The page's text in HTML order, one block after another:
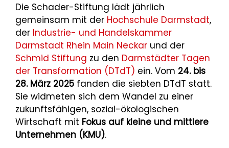
Die Schader-Stiftung lädt jährlich
gemeinsam mit der Hochschule Darmstadt,
der Industrie- und Handelskammer
Darmstadt Rhein Main Neckar und der
Schmid Stiftung zu den Darmstädter Tagen
der Transformation (DTdT) ein. Vom 24. bis
28. März 2025 fanden die siebten DTdT statt.
Sie widmeten sich dem Wandel zu einer
zukunftsfähigen, sozial-ökologischen
Wirtschaft mit Fokus auf kleine und mittlere
Unternehmen (KMU).